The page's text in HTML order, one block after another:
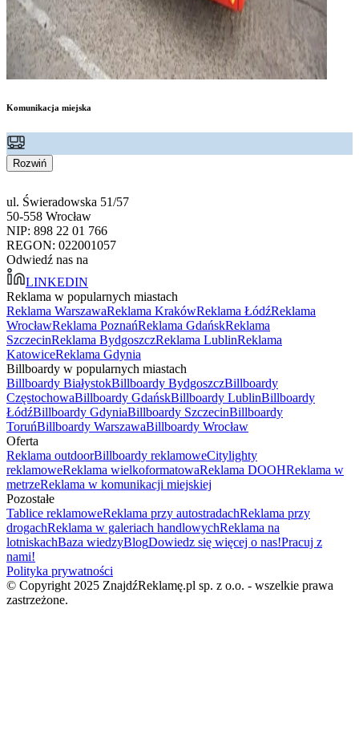
Komunikacja miejska
Rozwiń
ul. Świeradowska 51/57
50-558 Wrocław
NIP: 898 22 01 766
REGON: 022001057
Odwiedź nas na
LINKEDIN
Reklama w popularnych miastach
Reklama WarszawaReklama KrakówReklama ŁódźReklama
WrocławReklama PoznańReklama GdańskReklama
SzczecinReklama BydgoszczReklama LublinReklama
KatowiceReklama Gdynia
Billboardy w popularnych miastach
Billboardy BiałystokBillboardy BydgoszczBillboardy
CzęstochowaBillboardy GdańskBillboardy LublinBillboardy
ŁódźBillboardy GdyniaBillboardy SzczecinBillboardy
ToruńBillboardy WarszawaBillboardy Wrocław
Oferta
Reklama outdoorBillboardy reklamoweCitylighty
reklamoweReklama wielkoformatowaReklama DOOHReklama w
metrzeReklama w komunikacji miejskiej
Pozostałe
Tablice reklamoweReklama przy autostradachReklama przy
drogachReklama w galeriach handlowychReklama na
lotniskachBaza wiedzyBlogDowiedz się więcej o nas!Pracuj z
nami!
Polityka prywatności
© Copyright 2025 ZnajdźReklamę.pl sp. z o.o. - wszelkie prawa
zastrzeżone.